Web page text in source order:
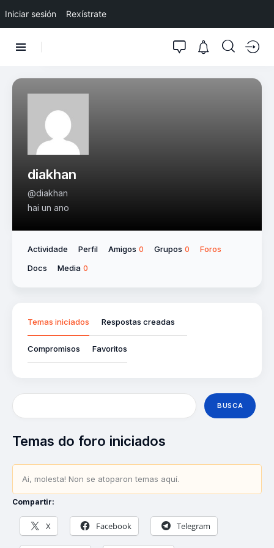
Iniciar sesión Rexístrate
diakhan
@diakhan
hai un ano
Actividade Perfil Amigos 0 Grupos 0
Foros
Docs
Media 0
Temas iniciados Respostas creadas
Compromisos Favoritos
Temas do foro iniciados
Ai, molesta! Non se atoparon temas aquí.
Compartir:
X Facebook Telegram